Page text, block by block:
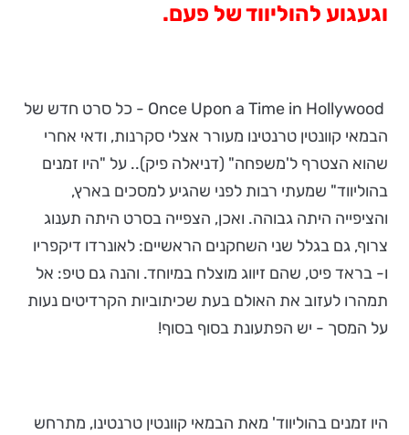
וגעגוע להוליווד של פעם.
Once Upon a Time in Hollywood - כל סרט חדש של
הבמאי קוונטין טרנטינו מעורר אצלי סקרנות, ודאי אחרי
שהוא הצטרף ל'משפחה" (דניאלה פיק).. על "היו זמנים
בהוליווד" שמעתי רבות לפני שהגיע למסכים בארץ,
והציפייה היתה גבוהה. ואכן, הצפייה בסרט היתה תענוג
צרוף, גם בגלל שני השחקנים הראשיים: לאונרדו דיקפריו
ו- בראד פיט, שהם זיווג מוצלח במיוחד. והנה גם טיפ: אל
תמהרו לעזוב את האולם בעת שכיתוביות הקרדיטים נעות
על המסך - יש הפתעונת בסוף בסוף!
היו זמנים בהוליווד' מאת הבמאי קוונטין טרנטינו, מתרחש